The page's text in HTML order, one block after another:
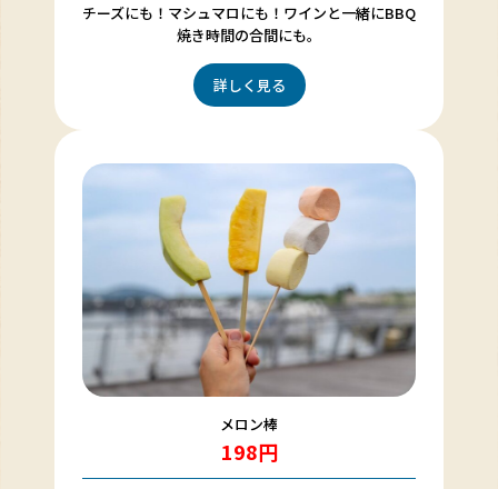
チーズにも！マシュマロにも！ワインと一緒にBBQ
焼き時間の合間にも。
詳しく見る
メロン棒
198円